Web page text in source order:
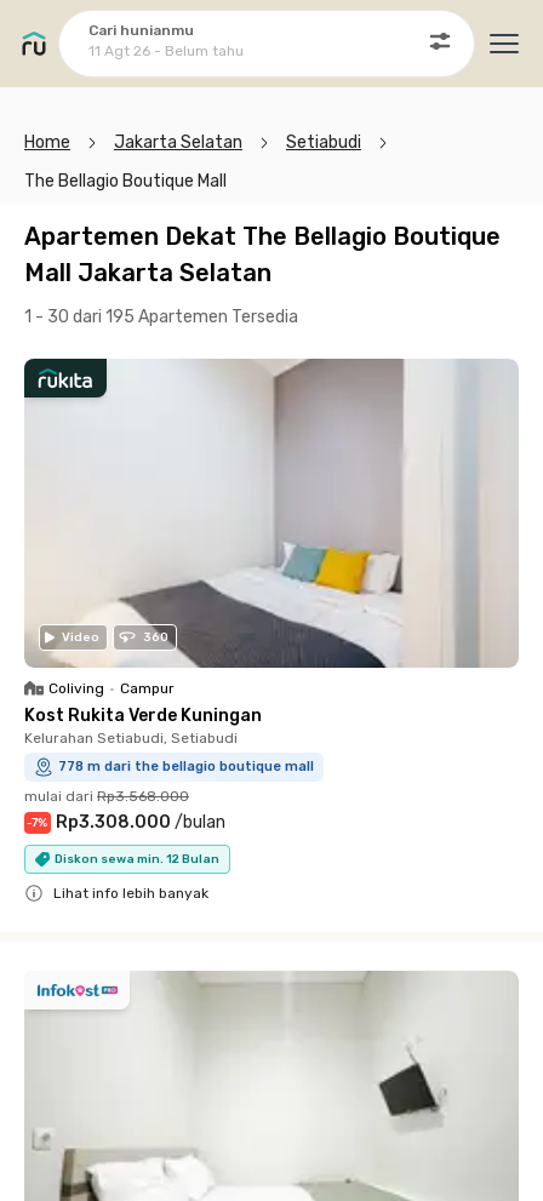
Cari hunianmu
11 Agt 26 - Belum tahu
Home Jakarta Selatan
Setiabudi
The Bellagio Boutique Mall
Apartemen Dekat The Bellagio Boutique
Mall Jakarta Selatan
1 - 30 dari 195 Apartemen Tersedia
Video 360
Coliving • Campur
Kost Rukita Verde Kuningan
Kelurahan Setiabudi, Setiabudi
778 m dari the bellagio boutique mall
mulai dari Rp3.568.000
-7% Rp3.308.000 /bulan
Diskon sewa min. 12 Bulan
Lihat info lebih banyak